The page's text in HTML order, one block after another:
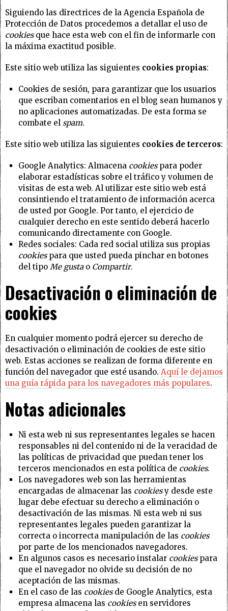
Siguiendo las directrices de la Agencia Española de
Protección de Datos procedemos a detallar el uso de
cookiesque hace esta web con el fin de informarle con
la máxima exactitud posible.
Este sitio web utiliza las siguientes cookies propias:
Cookies de sesión, para garantizar que los usuarios
que escriban comentarios en el blog sean humanos y
no aplicaciones automatizadas. De esta forma se
combate el spam.
Este sitio web utiliza las siguientes cookies de terceros:
Google Analytics: Almacena cookiespara poder
elaborar estadísticas sobre el tráfico y volumen de
visitas de esta web. Al utilizar este sitio web está
consintiendo el tratamiento de información acerca
de usted por Google. Por tanto, el ejercicio de
cualquier derecho en este sentido deberá hacerlo
comunicando directamente con Google.
Redes sociales: Cada red social utiliza sus propias
cookiespara que usted pueda pinchar en botones
del tipoMe gustao Compartir.
Desactivación o eliminación de
cookies
En cualquier momento podrá ejercer su derecho de
desactivación o eliminación de cookies de este sitio
web. Estas acciones se realizan de forma diferente en
función del navegador que esté usando. Aquí le dejamos
una guía rápida para los navegadores más populares.
Notas adicionales
Ni esta web ni sus representantes legales se hacen
responsables ni del contenido ni de la veracidad de
las políticas de privacidad que puedan tener los
terceros mencionados en esta política de cookies.
Los navegadores web son las herramientas
encargadas de almacenar las cookiesy desde este
lugar debe efectuar su derecho a eliminación o
desactivación de las mismas. Ni esta web ni sus
representantes legales pueden garantizar la
correcta o incorrecta manipulación de las cookies
por parte de los mencionados navegadores.
En algunos casos es necesario instalar cookiespara
que el navegador no olvide su decisión de no
aceptación de las mismas.
En el caso de las cookiesde Google Analytics, esta
empresa almacena las cookiesen servidores